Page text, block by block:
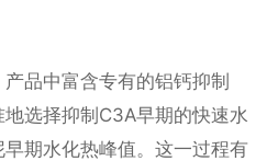
品中富含专有的铝钙抑制
选择抑制C3A早期的快速水
期水化热峰值。这一过程有